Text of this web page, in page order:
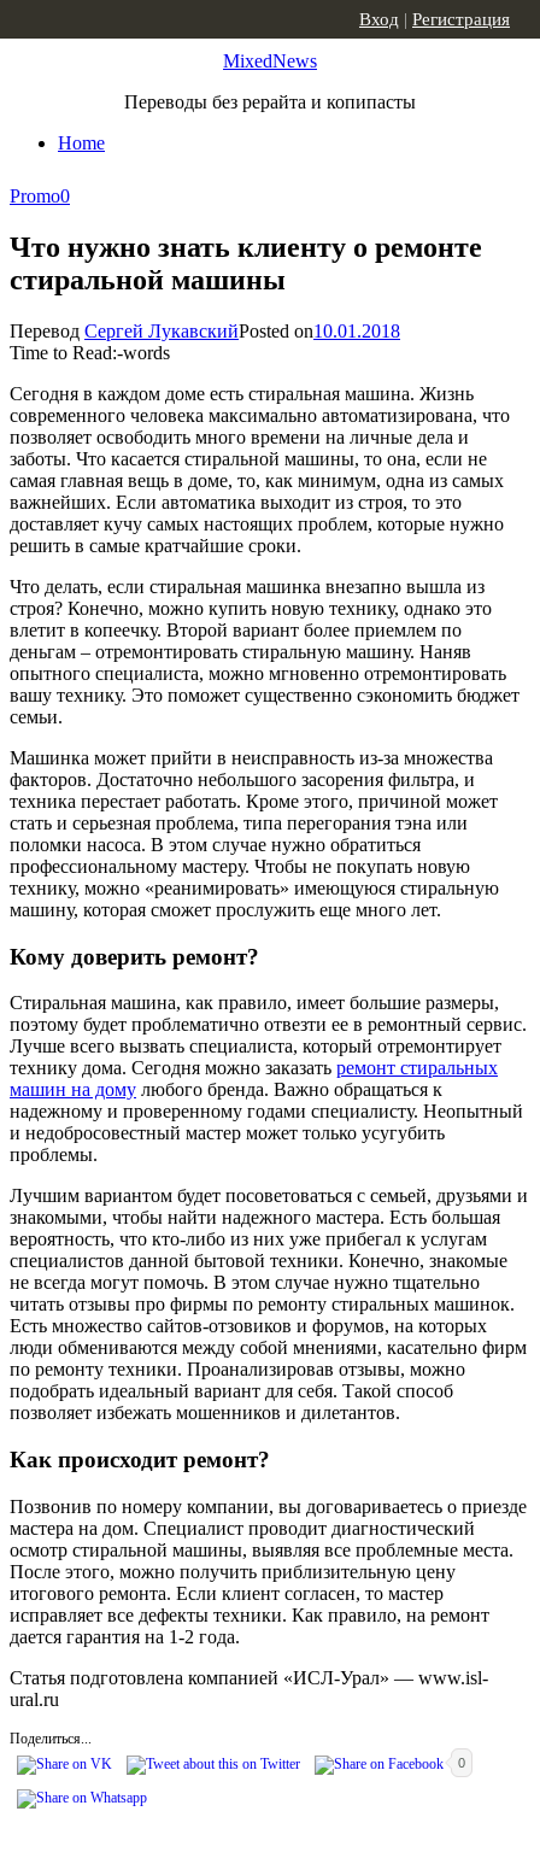
MixedNews
Переводы без рерайта и копипасты
Home
Вход | Регистрация
Promo0
Что нужно знать клиенту о ремонте
стиральной машины
Перевод Сергей ЛукавскийPosted on10.01.2018
Time to Read:-words
Сегодня в каждом доме есть стиральная машина. Жизнь
современного человека максимально автоматизирована, что
позволяет освободить много времени на личные дела и
заботы. Что касается стиральной машины, то она, если не
самая главная вещь в доме, то, как минимум, одна из самых
важнейших. Если автоматика выходит из строя, то это
доставляет кучу самых настоящих проблем, которые нужно
решить в самые кратчайшие сроки.
Что делать, если стиральная машинка внезапно вышла из
строя? Конечно, можно купить новую технику, однако это
влетит в копеечку. Второй вариант более приемлем по
деньгам – отремонтировать стиральную машину. Наняв
опытного специалиста, можно мгновенно отремонтировать
вашу технику. Это поможет существенно сэкономить бюджет
семьи.
Машинка может прийти в неисправность из-за множества
факторов. Достаточно небольшого засорения фильтра, и
техника перестает работать. Кроме этого, причиной может
стать и серьезная проблема, типа перегорания тэна или
поломки насоса. В этом случае нужно обратиться
профессиональному мастеру. Чтобы не покупать новую
технику, можно «реанимировать» имеющуюся стиральную
машину, которая сможет прослужить еще много лет.
Кому доверить ремонт?
Стиральная машина, как правило, имеет большие размеры,
поэтому будет проблематично отвезти ее в ремонтный сервис.
Лучше всего вызвать специалиста, который отремонтирует
технику дома. Сегодня можно заказать ремонт стиральных
машин на дому любого бренда. Важно обращаться к
надежному и проверенному годами специалисту. Неопытный
и недобросовестный мастер может только усугубить
проблемы.
Лучшим вариантом будет посоветоваться с семьей, друзьями и
знакомыми, чтобы найти надежного мастера. Есть большая
вероятность, что кто-либо из них уже прибегал к услугам
специалистов данной бытовой техники. Конечно, знакомые
не всегда могут помочь. В этом случае нужно тщательно
читать отзывы про фирмы по ремонту стиральных машинок.
Есть множество сайтов-отзовиков и форумов, на которых
люди обмениваются между собой мнениями, касательно фирм
по ремонту техники. Проанализировав отзывы, можно
подобрать идеальный вариант для себя. Такой способ
позволяет избежать мошенников и дилетантов.
Как происходит ремонт?
Позвонив по номеру компании, вы договариваетесь о приезде
мастера на дом. Специалист проводит диагностический
осмотр стиральной машины, выявляя все проблемные места.
После этого, можно получить приблизительную цену
итогового ремонта. Если клиент согласен, то мастер
исправляет все дефекты техники. Как правило, на ремонт
дается гарантия на 1-2 года.
Статья подготовлена компанией «ИСЛ-Урал» — www.isl-
ural.ru
Поделиться...
0